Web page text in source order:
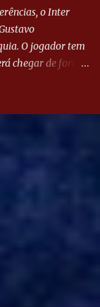
o Inter
O jogador tem
chegar de forma
da